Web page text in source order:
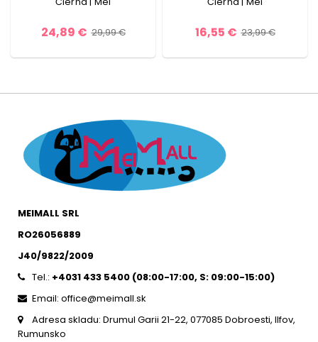
24,89 € 29,99 € 16,55 € 23,99 €
MEIMALL SRL
RO26056889
J40/9822/2009
Tel.: +4031 433 5400 (08:00-17:00, S: 09:00-15:00)
Email: office@meimall.sk
Adresa skladu: Drumul Garii 21-22, 077085 Dobroesti, Ilfov,
Rumunsko